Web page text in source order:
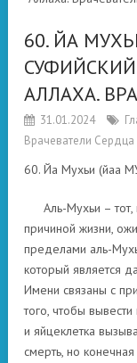
60. ЙА
АЛЛАХА.
31.01.2024
Врачеватели Сердца
60. Йа Мухьи (йаа
Аль-Мухьи –
причиной жизни,
пределами аль-
который является
Имени связаны с
того, чтобы
и яйцеклетка
смерть, но